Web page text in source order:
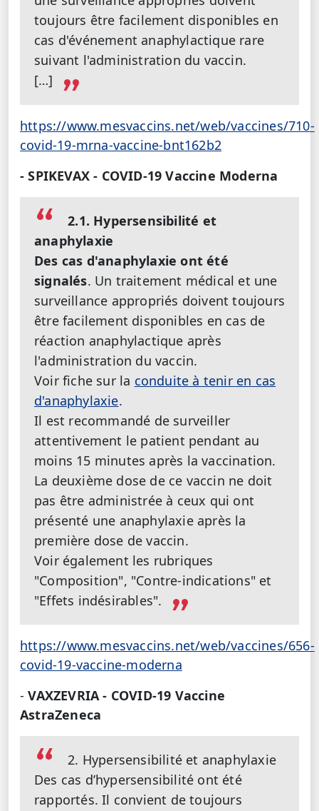
toujours être facilement disponibles en
cas d'événement anaphylactique rare
suivant l'administration du vaccin.
[…]
https://www.mesvaccins.net/web/vaccines/710-
covid-19-mrna-vaccine-bnt162b2
- SPIKEVAX - COVID-19 Vaccine Moderna
2.1. Hypersensibilité et
anaphylaxie
Des cas d'anaphylaxie ont été
signalés. Un traitement médical et une
surveillance appropriés doivent toujours
être facilement disponibles en cas de
réaction anaphylactique après
l'administration du vaccin.
Voir fiche sur la conduite à tenir en cas
d'anaphylaxie.
Il est recommandé de surveiller
attentivement le patient pendant au
moins 15 minutes après la vaccination.
La deuxième dose de ce vaccin ne doit
pas être administrée à ceux qui ont
présenté une anaphylaxie après la
première dose de vaccin.
Voir également les rubriques
"Composition", "Contre-indications" et
"Effets indésirables".
https://www.mesvaccins.net/web/vaccines/656-
covid-19-vaccine-moderna
-VAXZEVRIA - COVID-19 Vaccine
AstraZeneca
2. Hypersensibilité et anaphylaxie
Des cas d’hypersensibilité ont été
rapportés. Il convient de toujours